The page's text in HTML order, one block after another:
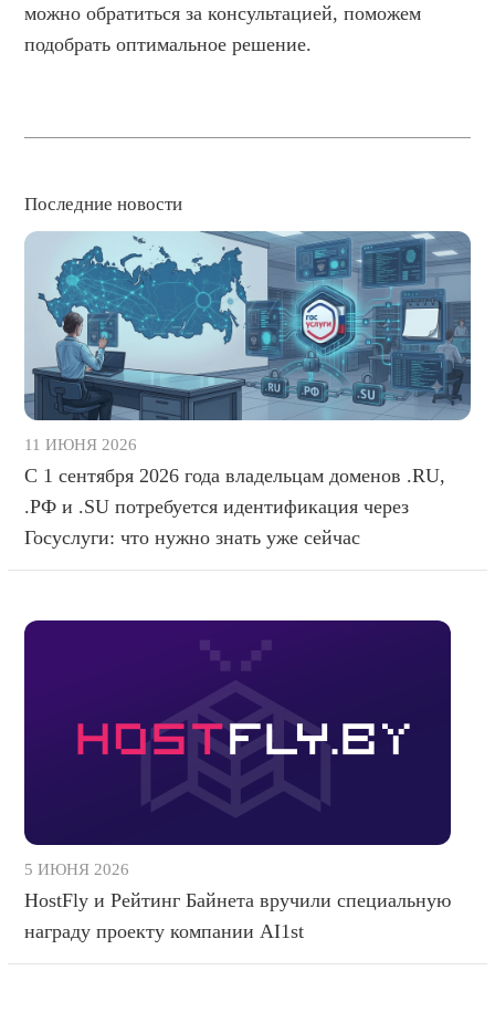
можно обратиться за консультацией, поможем
подобрать оптимальное решение.
Последние новости
11 ИЮНЯ 2026
С 1 сентября 2026 года владельцам доменов .RU,
.РФ и .SU потребуется идентификация через
Госуслуги: что нужно знать уже сейчас
5 ИЮНЯ 2026
HostFly и Рейтинг Байнета вручили специальную
награду проекту компании AI1st